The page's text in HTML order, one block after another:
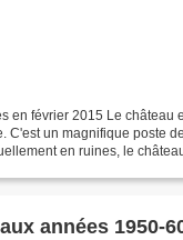
en février 2015 Le château
C'est un magnifique poste
en ruines, le
années 1950-